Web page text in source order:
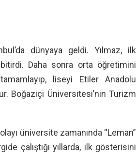
dünyaya geldi. Yılmaz, ilk
Daha sonra orta öğretimini
liseyi Etiler Anadolu
Boğaziçi Üniversitesi’nin Turizm
üniversite zamanında “Leman”
çalıştığı yıllarda, ilk gösterisini